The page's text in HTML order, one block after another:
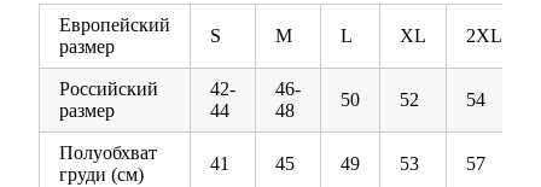
Европейский
размер
S M L XL 2XL
Российский
размер
42-
44
46-
48
50 52 54
Полуобхват
груди (см)
41 45 49 53 57